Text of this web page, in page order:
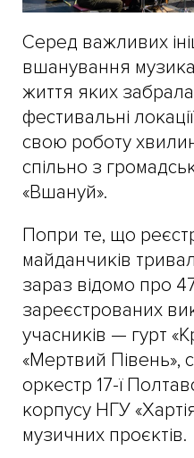
Серед важливих
вшанування
життя яких забрала
фестивальні
свою роботу
спільно з
«Вшануй».
Попри те, що
майданчиків
зараз відомо про
зареєстрованих
учасників — гурт
«Мертвий Півень»,
оркестр 17-ї
корпусу НГУ
музичних проєктів.